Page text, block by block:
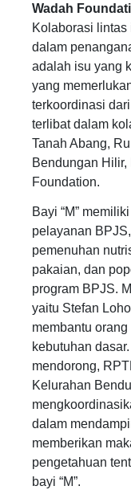
Wadah
Kolaborasi
dalam
adalah isu yang
yang
terkoordinasi
terlibat dalam
Tanah Abang,
Bendungan
Foundation.
Bayi “M”
pelayanan
pemenuhan
pakaian, dan
program BPJS.
yaitu Stefan
membantu orang
kebutuhan
mendorong,
Kelurahan
dalam
memberikan
pengetahuan
bayi “M”.